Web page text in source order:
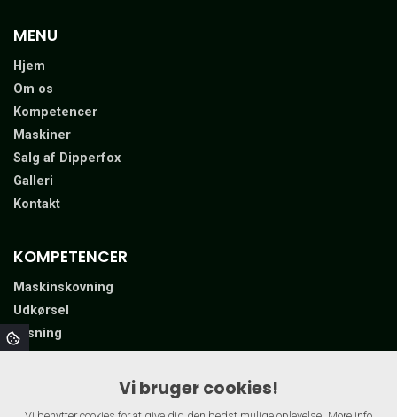
MENU
Hjem
Om os
Kompetencer
Maskiner
Salg af Dipperfox
Galleri
Kontakt
KOMPETENCER
Maskinskovning
Udkørsel
Flisning
Vi bruger cookies!